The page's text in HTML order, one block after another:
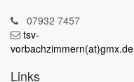
07932 7457
tsv-
vorbachzimmern(at)gmx.de
Links